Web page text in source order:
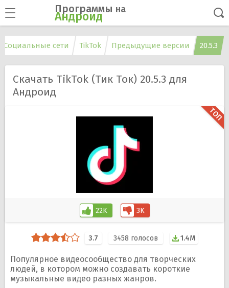
Программы на
Андроид
Социальные сети TikTok Предыдущие версии 20.5.3
Скачать TikTok (Тик Ток) 20.5.3 для
Андроид
22K 3K
3.7 3458 голосов 1.4M
Популярное видеосообщество для творческих
людей, в котором можно создавать короткие
музыкальные видео разных жанров.